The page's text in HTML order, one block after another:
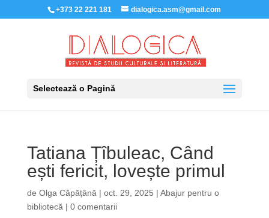
+373 22 221 181 dialogica.asm@gmail.com
Selectează o Pagină
Tatiana Țîbuleac, Când
ești fericit, lovește primul
de Olga Căpățână | oct. 29, 2025 | Abajur pentru o
bibliotecă | 0 comentarii